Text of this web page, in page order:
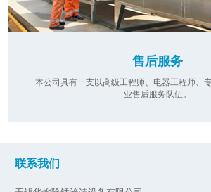
售后服务
本公司具有一支以高级工程师、电器工程师、
业售后服务队伍。
联系我们